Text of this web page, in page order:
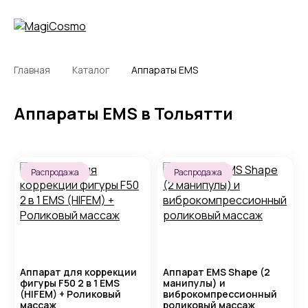
Главная Каталог Аппараты EMS
Аппараты EMS в Тольятти
Распродажа
Аппарат для коррекции
фигуры F50 2 в 1 EMS
(HIFEM) + Роликовый
массаж
Распродажа
Аппарат EMS Shape (2
манипулы) и
виброкомпрессионный
роликовый массаж